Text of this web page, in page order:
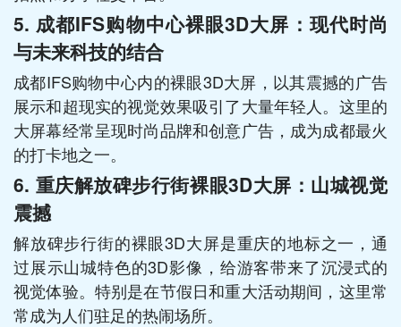
5. 成都IFS购物中心裸眼3D大屏：现代时尚
与未来科技的结合
成都IFS购物中心内的裸眼3D大屏，以其震撼的广告
展示和超现实的视觉效果吸引了大量年轻人。这里的
大屏幕经常呈现时尚品牌和创意广告，成为成都最火
的打卡地之一。
6. 重庆解放碑步行街裸眼3D大屏：山城视觉
震撼
解放碑步行街的裸眼3D大屏是重庆的地标之一，通
过展示山城特色的3D影像，给游客带来了沉浸式的
视觉体验。特别是在节假日和重大活动期间，这里常
常成为人们驻足的热闹场所。